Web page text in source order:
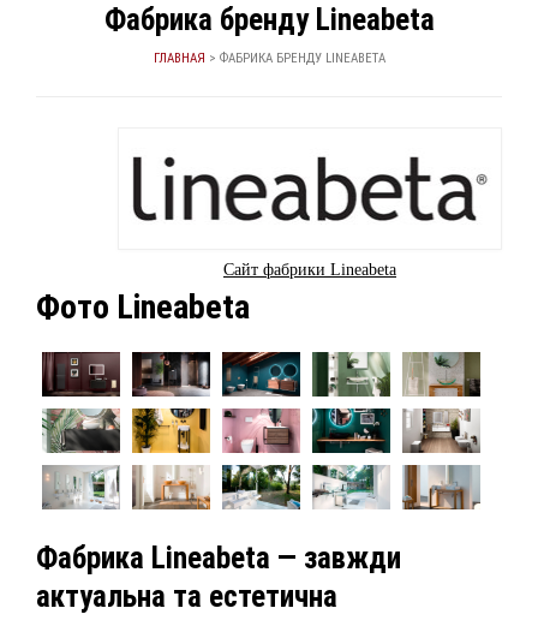
Фабрика бренду Lineabeta
ГЛАВНАЯ > ФАБРИКА БРЕНДУ LINEABETA
Сайт фабрики Lineabeta
Фото Lineabeta
Фабрика Lineabeta — завжди
актуальна та естетична